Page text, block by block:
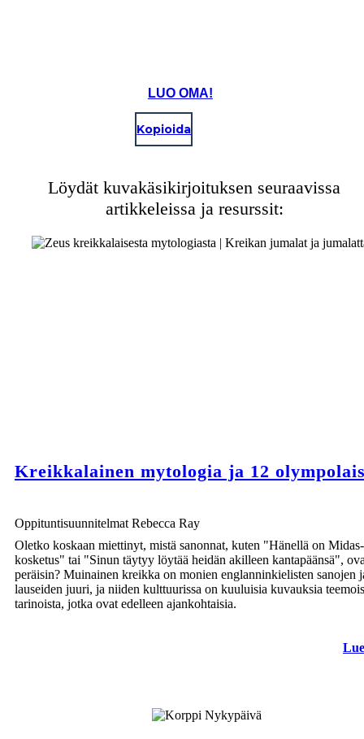
LUO OMA!
Kopioida
Löydät kuvakäsikirjoituksen seuraavissa
artikkeleissa ja resurssit:
Kreikkalainen mytologia ja 12
Oppituntisuunnitelmat Rebecca Ray
Oletko koskaan miettinyt, mistä sanonnat, kuten "Hänellä on Midas-
kosketus" tai "Sinun täytyy löytää heidän akilleen kantapäänsä",
peräisin? Muinainen kreikka on monien englanninkielisten sanojen
lauseiden juuri, ja niiden kulttuurissa on kuuluisia kuvauksia
tarinoista, jotka ovat edelleen ajankohtaisia.